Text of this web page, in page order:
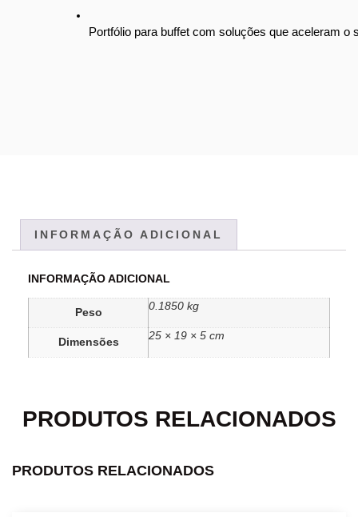
Portfólio para buffet com soluções que aceleram o
INFORMAÇÃO ADICIONAL
INFORMAÇÃO ADICIONAL
Peso
0.1850 kg
Dimensões
25 × 19 × 5 cm
PRODUTOS RELACIONADOS
PRODUTOS RELACIONADOS